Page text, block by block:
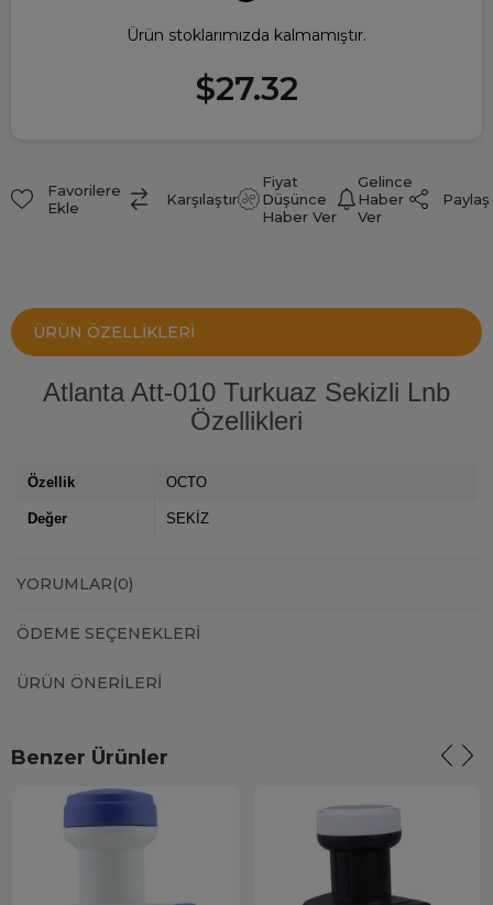
Ürün stoklarımızda kalmamıştır.
$27.32
Favorilere
Ekle
Karşılaştır
Fiyat
Düşünce
Haber Ver
Gelince
Haber
Ver
Paylaş
ÜRÜN ÖZELLIKLERI
Atlanta Att-010 Turkuaz Sekizli Lnb
Özellikleri
Özellik OCTO
Değer SEKİZ
YORUMLAR(0)
ÖDEME SEÇENEKLERI
ÜRÜN ÖNERILERI
Benzer Ürünler